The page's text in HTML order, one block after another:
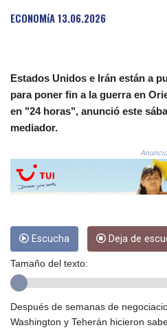
ECONOMíA13.06.2026
Estados Unidos e Irán están a
para poner fin a la guerra en
en "24 horas", anunció este
mediador.
Anuncio
Escucha Deja de
Tamaño del texto:
Después de semanas de
Washington y Teherán hicieron